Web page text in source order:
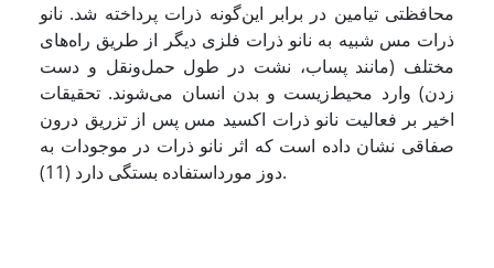
محافظتی تیامین در برابر این‌گونه ذرات پرداخته شد. نانو
ذرات مس شبیه به نانو ذرات فلزی دیگر از طریق راه‌های
مختلف (مانند پساب، نشت در طول حمل‌ونقل و دست
زدن) وارد محیط‌زیست و بدن انسان می‌شوند. تحقیقات
اخیر بر فعالیت نانو ذرات اکسید مس پس از تزریق درون
صفاقی نشان داده است که اثر نانو ذرات در موجودات به
دوز مورداستفاده بستگی دارد (11).